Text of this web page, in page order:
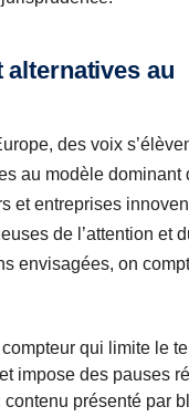
au
des voix
au modèle dominant
et entreprises
de l’attention et
envisagées, on
compteur qui limite le
impose des pauses
contenu présenté par